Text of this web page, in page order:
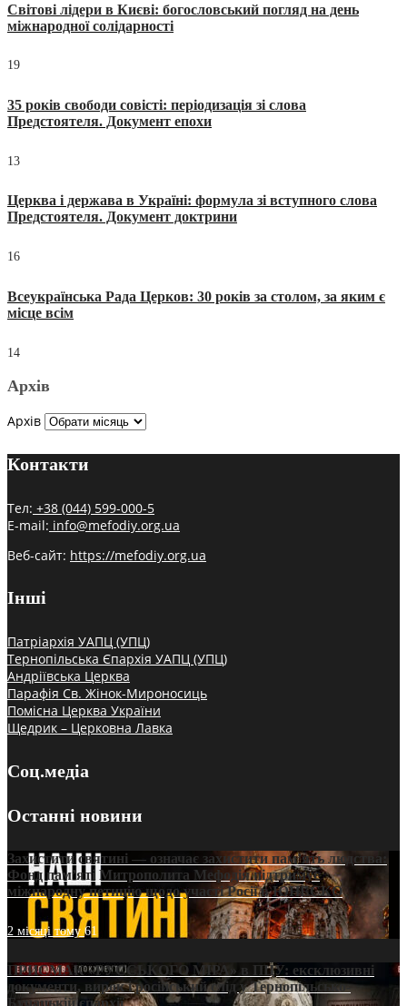
Світові лідери в Києві: богословський погляд на день
міжнародної солідарності
19
35 років свободи совісті: періодизація зі слова
Предстоятеля. Документ епохи
13
Церква і держава в Україні: формула зі вступного слова
Предстоятеля. Документ доктрини
16
Всеукраїнська Рада Церков: 30 років за столом, за яким є
місце всім
14
Архів
Архів
Контакти
Тел: +38 (044) 599-000-5
E-mail: info@mefodiy.org.ua
Веб-сайт: https://mefodiy.org.ua
Інші
Патріархія УАПЦ (УПЦ)
Тернопільська Єпархія УАПЦ (УПЦ)
Андріївська Церква
Парафія Св. Жінок-Мироносиць
Помісна Церква України
Щедрик – Церковна Лавка
Соц.медіа
Останні новини
Захистити святині — означає захистити пам’ять людства:
Фонд пам’яті Митрополита Мефодія підтримує
міжнародну петицію щодо участі Росії в ЮНЕСКО
2 місяці тому61
ПРИСМАК «РУССЬКОГО МІРА» в ПЦУ: ексклюзивні
документи, вирок і російський слід у Тернопільсько-